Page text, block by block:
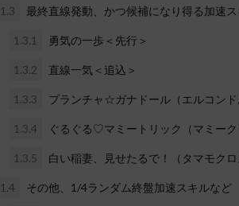
1.3 最終直線発動、かつ候補になり得る加速ス
1.3.1 勇気の一歩＜先行＞
1.3.2 直線一気＜追込＞
1.3.3 プランチャ☆ガナドール（エルコンド
1.3.4 ぐるぐる♡マミートリック（マミーク
1.3.5 白い稲妻、見せたるで！（タマモク
1.4 その他、1/4ランダム終盤加速スキルなど